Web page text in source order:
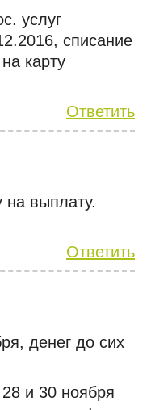
услуг
списание
карту
Ответить
на выплату.
Ответить
денег до сих
и 30 ноября